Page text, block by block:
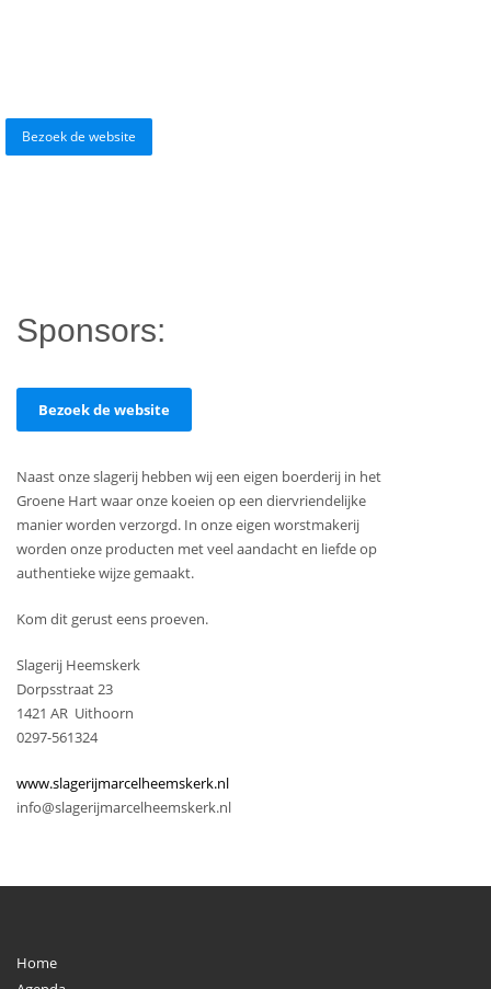
Bezoek de website
Sponsors:
Bezoek de website
Naast onze slagerij hebben wij een eigen boerderij in het
Groene Hart waar onze koeien op een diervriendelijke
manier worden verzorgd. In onze eigen worstmakerij
worden onze producten met veel aandacht en liefde op
authentieke wijze gemaakt.
Kom dit gerust eens proeven.
Slagerij Heemskerk
Dorpsstraat 23
1421 AR Uithoorn
0297-561324
www.slagerijmarcelheemskerk.nl
info@slagerijmarcelheemskerk.nl
Home